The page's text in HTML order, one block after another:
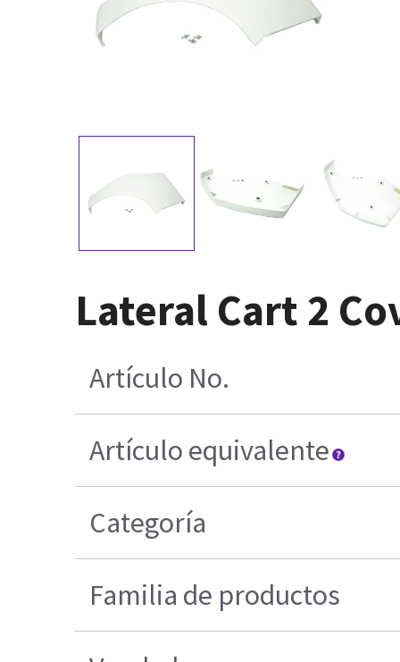
Lateral Cart 2
Artículo No.
Artículo equivalente
Categoría
Familia de productos